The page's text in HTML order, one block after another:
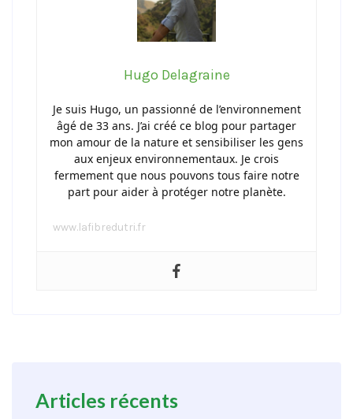
Hugo Delagraine
Je suis Hugo, un passionné de l’environnement
âgé de 33 ans. J’ai créé ce blog pour partager
mon amour de la nature et sensibiliser les gens
aux enjeux environnementaux. Je crois
fermement que nous pouvons tous faire notre
part pour aider à protéger notre planète.
www.lafibredutri.fr
Articles récents